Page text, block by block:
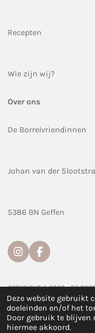
Deze website gebruikt
doeleinden en/of het
Door gebruik te blijven
hiermee akkoord.
Recepten
Wie zijn wij?
Over ons
De Borrelvriendinnen
Johan van der
5386 BN Geffen
I
n
t
a
g
r
a
F
a
e
b
o
o
k
COPYRIGHT © 2020 - DE